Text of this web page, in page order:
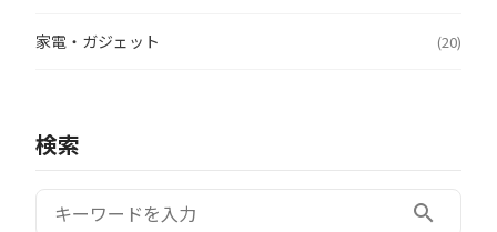
家電・ガジェット (20)
検索
検索: search